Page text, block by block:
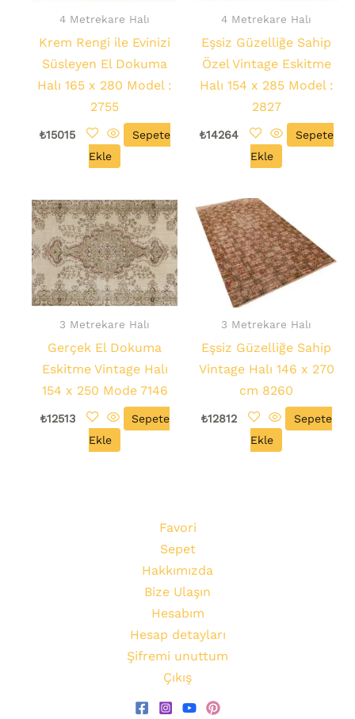
4 Metrekare Halı
Krem Rengi ile Evinizi
Süsleyen El Dokuma
Halı 165 x 280 Model :
2755
₺15015
Sepete
Ekle
4 Metrekare Halı
Eşsiz Güzelliğe Sahip
Özel Vintage Eskitme
Halı 154 x 285 Model :
2827
₺14264
Sepete
Ekle
3 Metrekare Halı
Gerçek El Dokuma
Eskitme Vintage Halı
154 x 250 Mode 7146
₺12513
Sepete
Ekle
3 Metrekare Halı
Eşsiz Güzelliğe Sahip
Vintage Halı 146 x 270
cm 8260
₺12812
Sepete
Ekle
Favori
Sepet
Hakkımızda
Bize Ulaşın
Hesabım
Hesap detayları
Şifremi unuttum
Çıkış